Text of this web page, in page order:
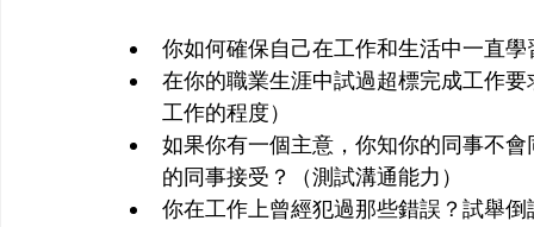
你如何確保自己在工作和生活中一直
在你的職業生涯中試過超標完成工作
工作的程度）
如果你有一個主意，你知你的同事不
的同事接受？（測試溝通能力）
你在工作上曾經犯過那些錯誤？試舉倒